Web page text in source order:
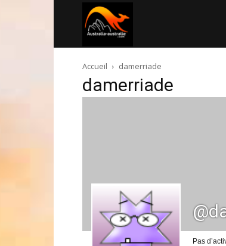
australie.com
Accueil damerriade
damerriade
Pas